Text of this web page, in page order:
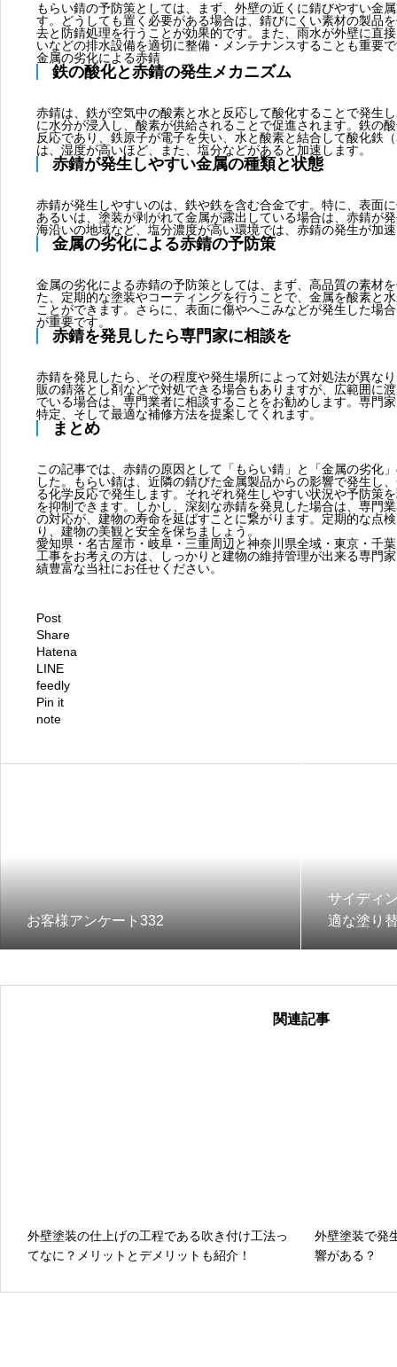
もらい錆の予防策としては、まず、外壁の近くに錆びやすい金
す。どうしても置く必要がある場合は、錆びにくい素材の製品
去と防錆処理を行うことが効果的です。また、雨水が外壁に直
いなどの排水設備を適切に整備・メンテナンスすることも重要
金属の劣化による赤錆
鉄の酸化と赤錆の発生メカニズム
赤錆は、鉄が空気中の酸素と水と反応して酸化することで発生
に水分が浸入し、酸素が供給されることで促進されます。鉄の
反応であり、鉄原子が電子を失い、水と酸素と結合して酸化鉄
は、湿度が高いほど、また、塩分などがあると加速します。
赤錆が発生しやすい金属の種類と状態
赤錆が発生しやすいのは、鉄や鉄を含む合金です。特に、表面
あるいは、塗装が剥がれて金属が露出している場合は、赤錆が
海沿いの地域など、塩分濃度が高い環境では、赤錆の発生が加
金属の劣化による赤錆の予防策
金属の劣化による赤錆の予防策としては、まず、高品質の素材
た、定期的な塗装やコーティングを行うことで、金属を酸素と
ことができます。さらに、表面に傷やへこみなどが発生した場
が重要です。
赤錆を発見したら専門家に相談を
赤錆を発見したら、その程度や発生場所によって対処法が異な
販の錆落とし剤などで対処できる場合もありますが、広範囲に
でいる場合は、専門業者に相談することをお勧めします。専門
特定、そして最適な補修方法を提案してくれます。
まとめ
この記事では、赤錆の原因として「もらい錆」と「金属の劣化
した。もらい錆は、近隣の錆びた金属製品からの影響で発生し
る化学反応で発生します。それぞれ発生しやすい状況や予防策
を抑制できます。しかし、深刻な赤錆を発見した場合は、専門
の対応が、建物の寿命を延ばすことに繋がります。定期的な点
り、建物の美観と安全を保ちましょう。
愛知県・名古屋市・岐阜・三重周辺と神奈川県全域・東京・千
工事をお考えの方は、しっかりと建物の維持管理が出来る専門
績豊富な当社にお任せください。
Post
Share
Hatena
LINE
feedly
Pin it
note
お客様アンケート332
サイディ
適な塗り
関連記事
外壁塗装の仕上げの工程である吹き付け工法っ
てなに？メリットとデメリットも紹介！
外壁塗装で発
響がある？